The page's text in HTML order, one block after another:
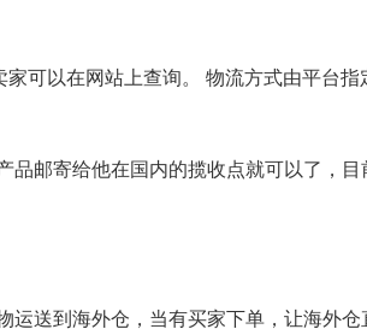
可以在网站上查询。 物流方式由平台
邮寄给他在国内的揽收点就可以了，
送到海外仓，当有买家下单，让海外